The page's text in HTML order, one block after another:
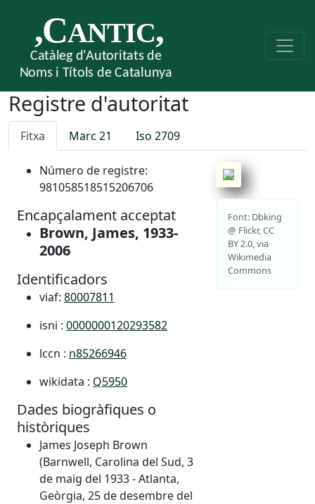
Registre d'autoritat
Fitxa Marc 21 Iso 2709
Número de registre:
981058518515206706
Encapçalament acceptat
Brown, James, 1933-
2006
Identificadors
viaf: 80007811
isni : 0000000120293582
lccn : n85266946
wikidata : Q5950
Dades biogràfiques o
històriques
James Joseph Brown
(Barnwell, Carolina del Sud, 3
de maig del 1933 - Atlanta,
Geòrgia, 25 de desembre del
Font: Dbking
@ Flickr, CC
BY 2.0, via
Wikimedia
Commons